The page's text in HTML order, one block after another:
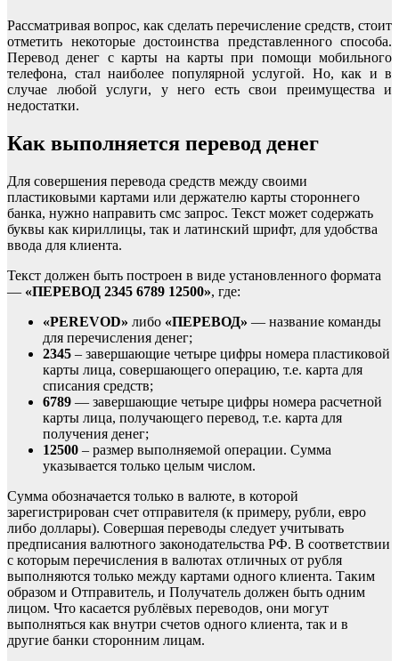
Рассматривая вопрос, как сделать перечисление средств, стоит
отметить некоторые достоинства представленного способа.
Перевод денег с карты на карты при помощи мобильного
телефона, стал наиболее популярной услугой. Но, как и в
случае любой услуги, у него есть свои преимущества и
недостатки.
Как выполняется перевод денег
Для совершения перевода средств между своими
пластиковыми картами или держателю карты стороннего
банка, нужно направить смс запрос. Текст может содержать
буквы как кириллицы, так и латинский шрифт, для удобства
ввода для клиента.
Текст должен быть построен в виде установленного формата
— «ПЕРЕВОД 2345 6789 12500», где:
«PEREVOD» либо «ПЕРЕВОД» — название команды
для перечисления денег;
2345 – завершающие четыре цифры номера пластиковой
карты лица, совершающего операцию, т.е. карта для
списания средств;
6789 — завершающие четыре цифры номера расчетной
карты лица, получающего перевод, т.е. карта для
получения денег;
12500 – размер выполняемой операции. Сумма
указывается только целым числом.
Сумма обозначается только в валюте, в которой
зарегистрирован счет отправителя (к примеру, рубли, евро
либо доллары). Совершая переводы следует учитывать
предписания валютного законодательства РФ. В соответствии
с которым перечисления в валютах отличных от рубля
выполняются только между картами одного клиента. Таким
образом и Отправитель, и Получатель должен быть одним
лицом. Что касается рублёвых переводов, они могут
выполняться как внутри счетов одного клиента, так и в
другие банки сторонним лицам.